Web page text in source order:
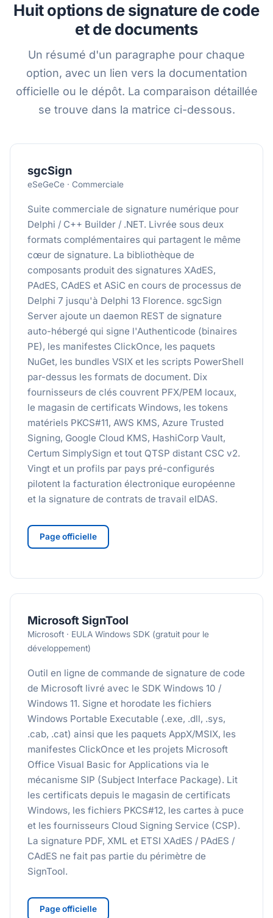
Huit options de signature de code
et de documents
Un résumé d'un paragraphe pour chaque
option, avec un lien vers la documentation
officielle ou le dépôt. La comparaison détaillée
se trouve dans la matrice ci-dessous.
sgcSign
eSeGeCe · Commerciale
Suite commerciale de signature numérique pour
Delphi / C++ Builder / .NET. Livrée sous deux
formats complémentaires qui partagent le même
cœur de signature. La bibliothèque de
composants produit des signatures XAdES,
PAdES, CAdES et ASiC en cours de processus de
Delphi 7 jusqu'à Delphi 13 Florence. sgcSign
Server ajoute un daemon REST de signature
auto-hébergé qui signe l'Authenticode (binaires
PE), les manifestes ClickOnce, les paquets
NuGet, les bundles VSIX et les scripts PowerShell
par-dessus les formats de document. Dix
fournisseurs de clés couvrent PFX/PEM locaux,
le magasin de certificats Windows, les tokens
matériels PKCS#11, AWS KMS, Azure Trusted
Signing, Google Cloud KMS, HashiCorp Vault,
Certum SimplySign et tout QTSP distant CSC v2.
Vingt et un profils par pays pré-configurés
pilotent la facturation électronique européenne
et la signature de contrats de travail eIDAS.
Page officielle
Microsoft SignTool
Microsoft · EULA Windows SDK (gratuit pour le
développement)
Outil en ligne de commande de signature de code
de Microsoft livré avec le SDK Windows 10 /
Windows 11. Signe et horodate les fichiers
Windows Portable Executable (.exe, .dll, .sys,
.cab, .cat) ainsi que les paquets AppX/MSIX, les
manifestes ClickOnce et les projets Microsoft
Office Visual Basic for Applications via le
mécanisme SIP (Subject Interface Package). Lit
les certificats depuis le magasin de certificats
Windows, les fichiers PKCS#12, les cartes à puce
et les fournisseurs Cloud Signing Service (CSP).
La signature PDF, XML et ETSI XAdES / PAdES /
CAdES ne fait pas partie du périmètre de
SignTool.
Page officielle